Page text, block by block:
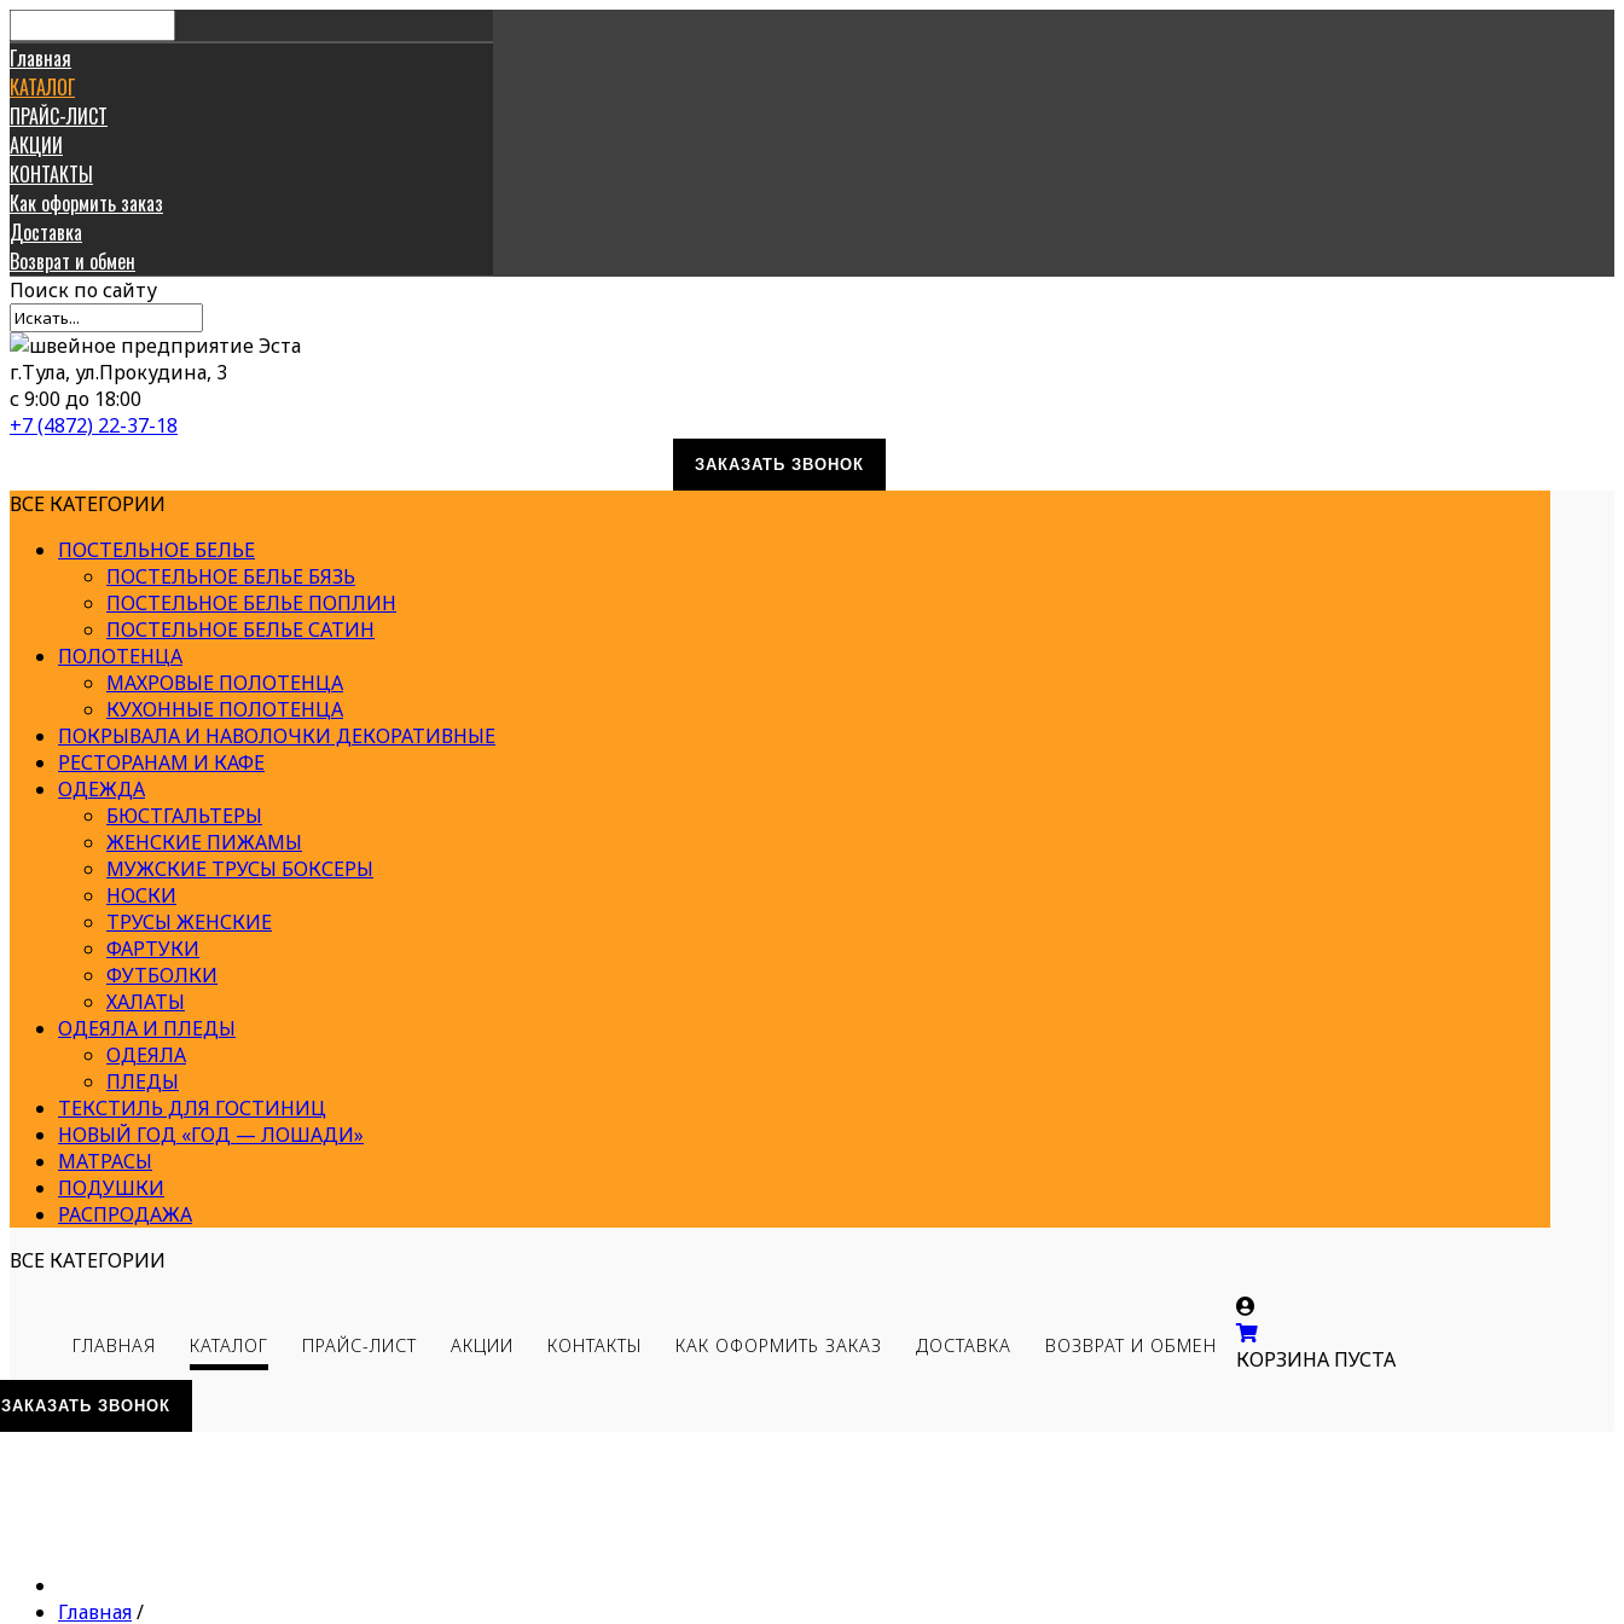
Главная
КАТАЛОГ
ПРАЙС-ЛИСТ
АКЦИИ
КОНТАКТЫ
Как оформить заказ
Доставка
Возврат и обмен
Поиск по сайту
г.Тула, ул.Прокудина, 3
с 9:00 до 18:00
+7 (4872) 22-37-18
ЗАКАЗАТЬ ЗВОНОК
ВСЕ КАТЕГОРИИ
ПОСТЕЛЬНОЕ БЕЛЬЕ
ПОСТЕЛЬНОЕ БЕЛЬЕ БЯЗЬ
ПОСТЕЛЬНОЕ БЕЛЬЕ ПОПЛИН
ПОСТЕЛЬНОЕ БЕЛЬЕ САТИН
ПОЛОТЕНЦА
МАХРОВЫЕ ПОЛОТЕНЦА
КУХОННЫЕ ПОЛОТЕНЦА
ПОКРЫВАЛА И НАВОЛОЧКИ ДЕКОРАТИВНЫЕ
РЕСТОРАНАМ И КАФЕ
ОДЕЖДА
БЮСТГАЛЬТЕРЫ
ЖЕНСКИЕ ПИЖАМЫ
МУЖСКИЕ ТРУСЫ БОКСЕРЫ
НОСКИ
ТРУСЫ ЖЕНСКИЕ
ФАРТУКИ
ФУТБОЛКИ
ХАЛАТЫ
ОДЕЯЛА И ПЛЕДЫ
ОДЕЯЛА
ПЛЕДЫ
ТЕКСТИЛЬ ДЛЯ ГОСТИНИЦ
НОВЫЙ ГОД «ГОД — ЛОШАДИ»
МАТРАСЫ
ПОДУШКИ
РАСПРОДАЖА
ВСЕ КАТЕГОРИИ
ГЛАВНАЯ КАТАЛОГ ПРАЙС-ЛИСТ АКЦИИ КОНТАКТЫ КАК ОФОРМИТЬ ЗАКАЗ ДОСТАВКА ВОЗВРАТ И ОБМЕН
КОРЗИНА ПУСТА
ЗАКАЗАТЬ ЗВОНОК
Главная/